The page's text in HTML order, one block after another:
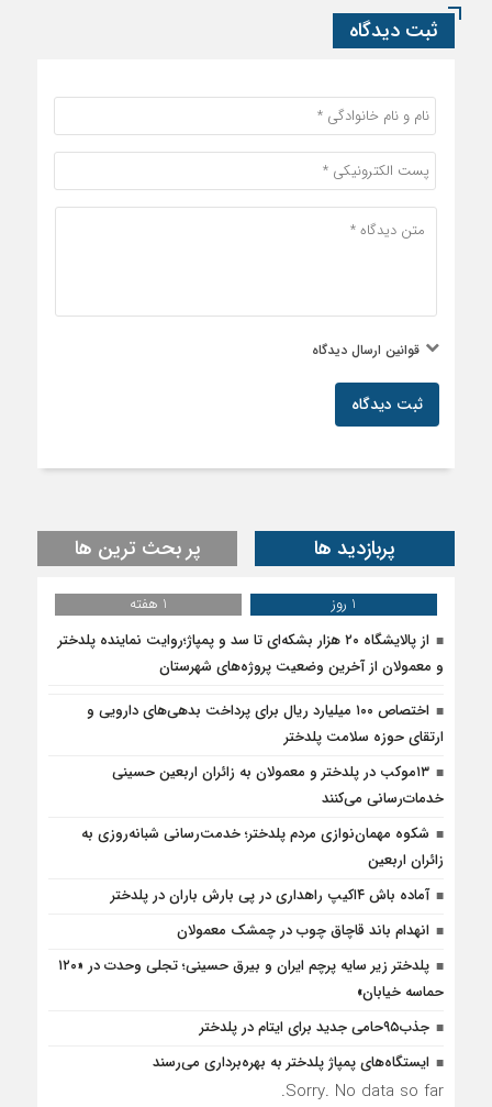
ثبت دیدگاه
قوانین ارسال دیدگاه
ثبت دیدگاه
پربازدید ها پر بحث ترین ها
1 روز
1 هفته
از پالایشگاه ۲۰ هزار بشکه‌ای تا سد و پمپاژ؛روایت نماینده پلدختر
و معمولان از آخرین وضعیت پروژه‌های شهرستان
اختصاص ۱۰۰ میلیارد ریال برای پرداخت بدهی‌های دارویی و
ارتقای حوزه سلامت پلدختر
۱۳موکب در پلدختر و معمولان به زائران اربعین حسینی
خدمات‌رسانی می‌کنند
شکوه مهمان‌نوازی مردم پلدختر؛ خدمت‌رسانی شبانه‌روزی به
زائران اربعین
آماده باش ۴‌اکیپ راهداری در پی بارش باران در پلدختر
انهدام باند قاچاق چوب در چمشک معمولان
پلدختر زیر سایه پرچم ایران و بیرق حسینی؛ تجلی وحدت در «۱۲۰
حماسه خیابان»
جذب۹۵حامی جدید برای ایتام در پلدختر
ایستگاه‌های پمپاژ پلدختر به بهره‌برداری می‌رسند
Sorry. No data so far.